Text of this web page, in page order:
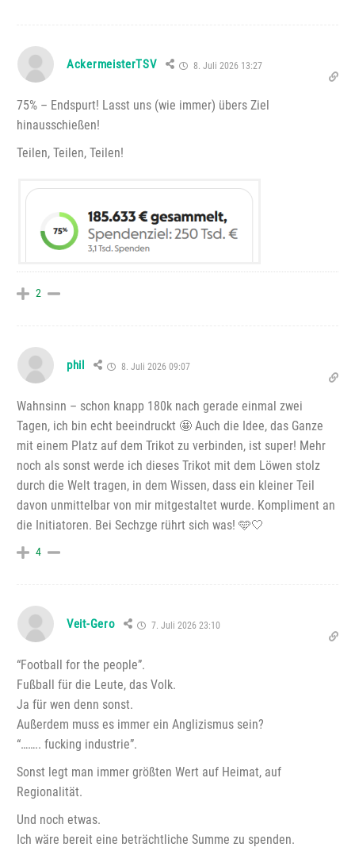
AckermeisterTSV 8. Juli 2026 13:27
75% – Endspurt! Lasst uns (wie immer) übers Ziel
hinausschießen!
Teilen, Teilen, Teilen!
2
phil 8. Juli 2026 09:07
Wahnsinn – schon knapp 180k nach gerade einmal zwei
Tagen, ich bin echt beeindruckt 🤩 Auch die Idee, das Ganze
mit einem Platz auf dem Trikot zu verbinden, ist super! Mehr
noch als sonst werde ich dieses Trikot mit dem Löwen stolz
durch die Welt tragen, in dem Wissen, dass ein kleiner Teil
davon unmittelbar von mir mitgestaltet wurde. Kompliment an
die Initiatoren. Bei Sechzge rührt sich was! 🩵🤍
4
Veit-Gero 7. Juli 2026 23:10
“Football for the people”.
Fußball für die Leute, das Volk.
Ja für wen denn sonst.
Außerdem muss es immer ein Anglizismus sein?
“…….. fucking industrie”.
Sonst legt man immer größten Wert auf Heimat, auf
Regionalität.
Und noch etwas.
Ich wäre bereit eine beträchtliche Summe zu spenden.